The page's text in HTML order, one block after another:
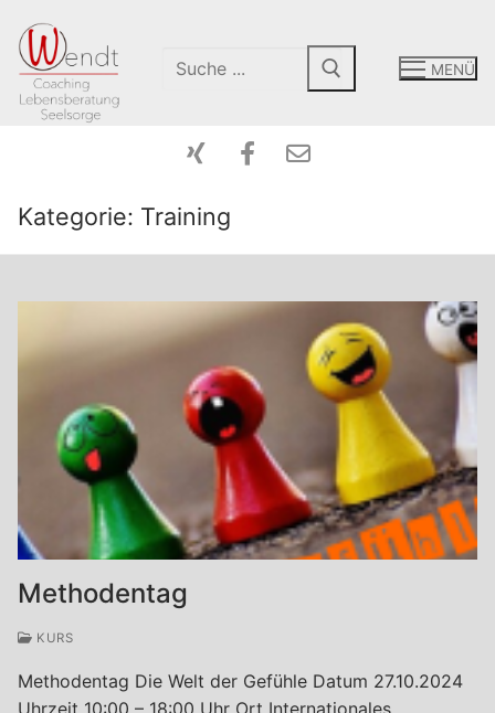
MENÜ
Intensiv-Tage
Paarberatung
Workshops Vorträge Seminare
Aktiv-Coaching
Team-Coaching
Über Mich
Kontakt
Kategorie: Training
Methodentag
KURS
Methodentag Die Welt der Gefühle Datum 27.10.2024
Uhrzeit 10:00 – 18:00 Uhr Ort Internationales